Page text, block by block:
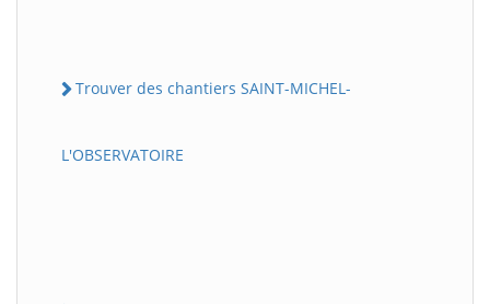
Trouver des chantiers SAINT-MICHEL-
L'OBSERVATOIRE